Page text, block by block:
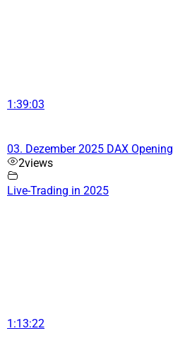
1:39:03
03. Dezember 2025 DAX Opening
2views
Live-Trading in 2025
1:13:22